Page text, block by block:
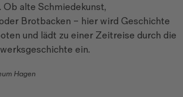
alte Schmiedekunst,
Brotbacken – hier wird Geschichte
und lädt zu einer Zeitreise durch die
ein.
Hagen